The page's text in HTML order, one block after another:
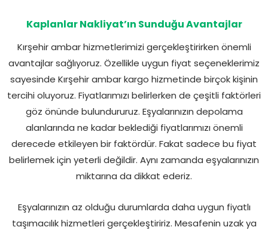
Kaplanlar Nakliyat’ın Sunduğu Avantajlar
Kırşehir ambar hizmetlerimizi gerçekleştirirken önemli
avantajlar sağlıyoruz. Özellikle uygun fiyat seçeneklerimiz
sayesinde Kırşehir ambar kargo hizmetinde birçok kişinin
tercihi oluyoruz. Fiyatlarımızı belirlerken de çeşitli faktörleri
göz önünde bulundururuz. Eşyalarınızın depolama
alanlarında ne kadar beklediği fiyatlarımızı önemli
derecede etkileyen bir faktördür. Fakat sadece bu fiyat
belirlemek için yeterli değildir. Aynı zamanda eşyalarınızın
miktarına da dikkat ederiz.
Eşyalarınızın az olduğu durumlarda daha uygun fiyatlı
taşımacılık hizmetleri gerçekleştiririz. Mesafenin uzak ya